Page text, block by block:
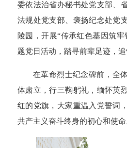
委依法治省办秘书处党支部、
法规处党支部、褒扬纪念处党
陵园，开展“传承红色基因筑
题党日活动，踏寻前辈足迹，追
在革命烈士纪念碑前，全
体肃立，行三鞠躬礼，缅怀英
红的党旗，大家重温入党誓词
共产主义奋斗终身的初心和使命